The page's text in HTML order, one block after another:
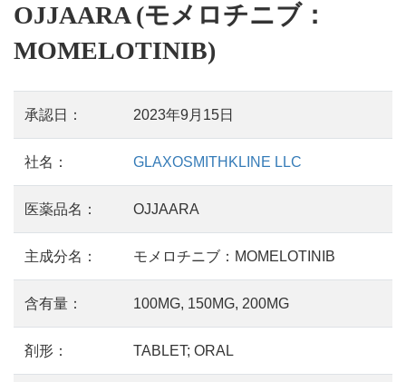
OJJAARA (モメロチニブ：
MOMELOTINIB)
承認日： 2023年9月15日
社名： GLAXOSMITHKLINE LLC
医薬品名： OJJAARA
主成分名： モメロチニブ：MOMELOTINIB
含有量： 100MG, 150MG, 200MG
剤形： TABLET; ORAL